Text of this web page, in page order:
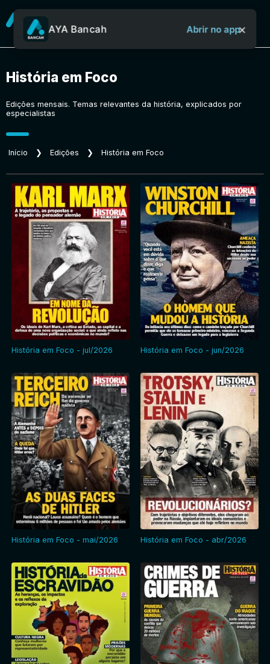
Jornais
Notícias
Entrar
AYA Bancah Abrir no app×
História em Foco
Edições mensais. Temas relevantes da história, explicados por
especialistas
Início ❯ Edições ❯ História em Foco
História em Foco - jul/2026 História em Foco - jun/2026
História em Foco - mai/2026 História em Foco - abr/2026